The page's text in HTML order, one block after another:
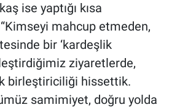
ise yaptığı kısa
mahcup etmeden,
bir ‘kardeşlik
ziyaretlerde,
birleştiriciliği hissettik.
samimiyet, doğru yolda